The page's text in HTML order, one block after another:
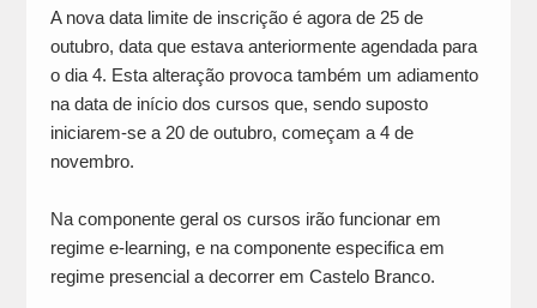
A nova data limite de inscrição é agora de 25 de
outubro, data que estava anteriormente agendada para
o dia 4. Esta alteração provoca também um adiamento
na data de início dos cursos que, sendo suposto
iniciarem-se a 20 de outubro, começam a 4 de
novembro.
Na componente geral os cursos irão funcionar em
regime e-learning, e na componente especifica em
regime presencial a decorrer em Castelo Branco.